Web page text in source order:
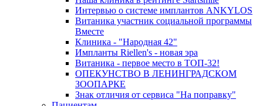
Интервью о системе имплантов ANKYLOS
Витаника участник социальной программы
Вместе
Клиника - "Народная 42"
Импланты Riellen's - новая эра
Витаника - первое место в ТОП-32!
ОПЕКУНСТВО В ЛЕНИНГРАДСКОМ
ЗООПАРКЕ
Знак отличия от сервиса "На поправку"